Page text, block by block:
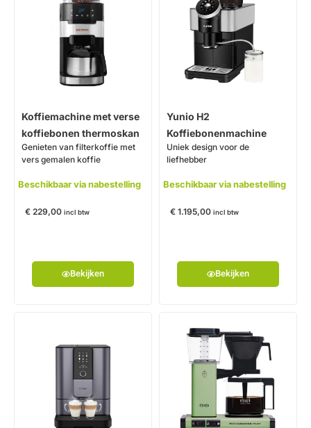
Koffiemachine met verse
koffiebonen thermoskan
Genieten van filterkoffie met
vers gemalen koffie
Beschikbaar via nabestelling
€ 229,00 incl btw
Bekijken
Yunio H2
Koffiebonenmachine
Uniek design voor de
liefhebber
Beschikbaar via nabestelling
€ 1.195,00 incl btw
Bekijken